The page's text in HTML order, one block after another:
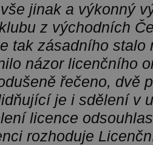
jinak a výkonný
z východních
tak zásadního stalo
názor licenčního
řečeno, dvě
je i sdělení v
licence
rozhoduje